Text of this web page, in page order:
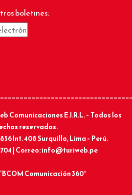
boletines:
Comunicaciones E.I.R.L. – Todos los
reservados.
Int. 408 Surquillo, Lima – Perú.
| Correo: info@turiweb.pe
Comunicación 360°